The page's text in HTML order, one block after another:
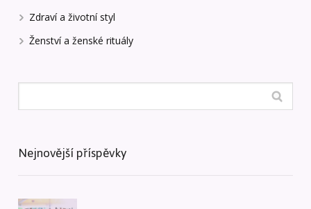
Zdraví a životní styl
Ženství a ženské rituály
Nejnovější příspěvky